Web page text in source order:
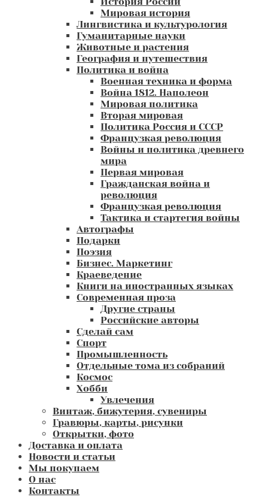
Мировая история
Лингвистика и культурология
Гуманитарные науки
Животные и растения
География и путешествия
Политика и война
Военная техника и форма
Война 1812. Наполеон
Мировая политика
Вторая мировая
Политика Россия и СССР
Французкая революция
Войны и политика древнего
мира
Первая мировая
Гражданская война и
революция
Французкая революция
Тактика и стартегия войны
Автографы
Подарки
Поэзия
Бизнес. Маркетинг
Краеведение
Книги на иностранных языках
Современная проза
Другие страны
Российские авторы
Сделай сам
Спорт
Промышленность
Отдельные тома из собраний
Космос
Хобби
Увлечения
Винтаж, бижутерия, сувениры
Гравюры, карты, рисунки
Открытки, фото
Доставка и оплата
Новости и статьи
Мы покупаем
О нас
Контакты